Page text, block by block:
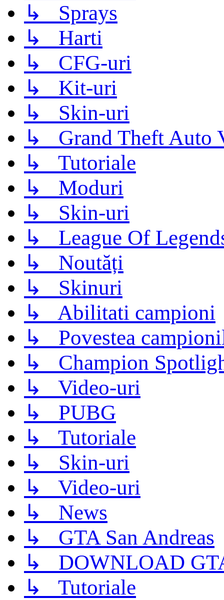
↳ Sprays
↳ Harti
↳ CFG-uri
↳ Kit-uri
↳ Skin-uri
↳ Grand Theft Auto
↳ Tutoriale
↳ Moduri
↳ Skin-uri
↳ League Of
↳ Noutăți
↳ Skinuri
↳ Abilitati campioni
↳ Povestea
↳ Champion
↳ Video-uri
↳ PUBG
↳ Tutoriale
↳ Skin-uri
↳ Video-uri
↳ News
↳ GTA San Andreas
↳ DOWNLOAD
↳ Tutoriale